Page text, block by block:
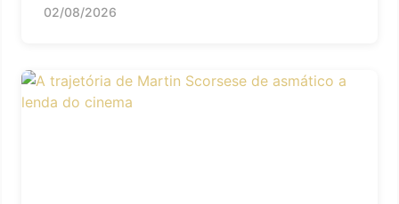
02/08/2026